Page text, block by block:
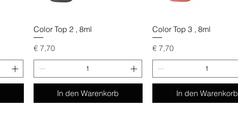
Schnellansicht
Color Top 2 , 8ml
Preis
€ 7,70
In den Warenkorb
Schnellansicht
Color Top 3 , 8ml
Preis
€ 7,70
In den Warenkorb